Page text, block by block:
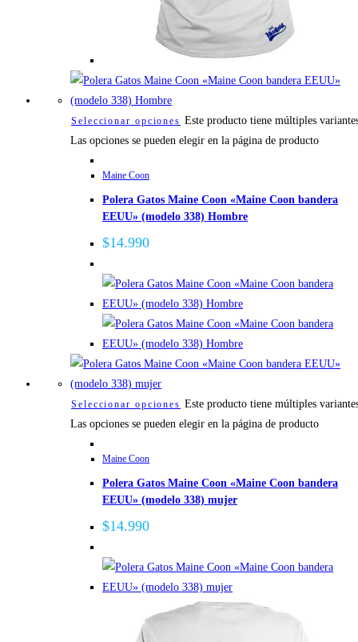
Seleccionar opciones Este producto tiene múltiples
Las opciones se pueden elegir en la página de producto
Maine Coon
Polera Gatos Maine Coon «Maine Coon bandera
EEUU» (modelo 338) Hombre
$14.990
Seleccionar opciones Este producto tiene múltiples
Las opciones se pueden elegir en la página de producto
Maine Coon
Polera Gatos Maine Coon «Maine Coon bandera
EEUU» (modelo 338) mujer
$14.990